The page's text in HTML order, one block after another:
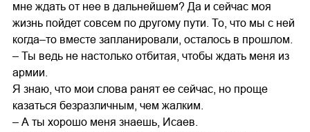
мне ждать от нее в дальнейшем? Да и сейчас моя
жизнь пойдет совсем по другому пути. То, что мы с ней
когда–то вместе запланировали, осталось в прошлом.
– Ты ведь не настолько отбитая, чтобы ждать меня из
армии.
Я знаю, что мои слова ранят ее сейчас, но проще
казаться безразличным, чем жалким.
– А ты хорошо меня знаешь, Исаев.